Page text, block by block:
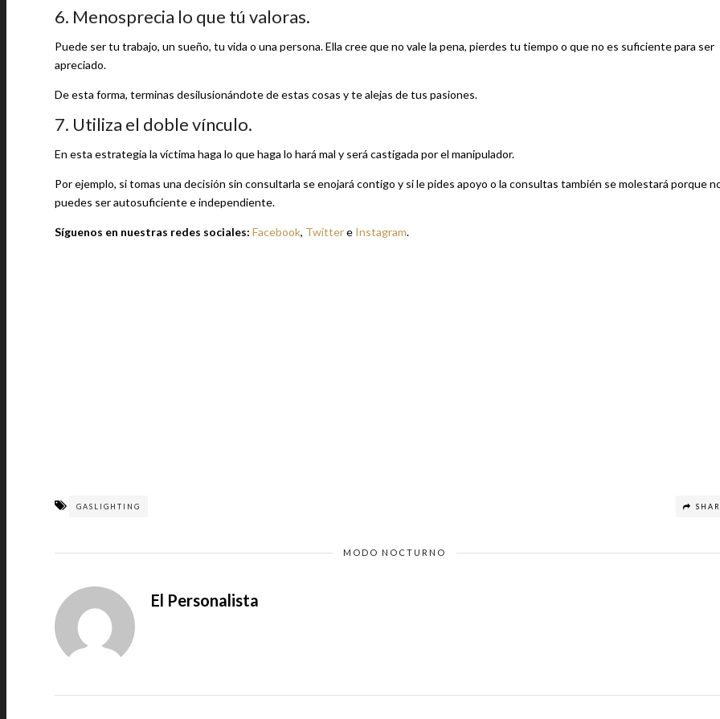
6. Menosprecia lo que tú valoras.
Puede ser tu trabajo, un sueño, tu vida o una persona. Ella cree que no vale la pena, pierdes tu tiempo o que no es suficiente para ser
apreciado.
De esta forma, terminas desilusionándote de estas cosas y te alejas de tus pasiones.
7. Utiliza el doble vínculo.
En esta estrategia la víctima haga lo que haga lo hará mal y será castigada por el manipulador.
Por ejemplo, si tomas una decisión sin consultarla se enojará contigo y si le pides apoyo o la consultas también se molestará porque
puedes ser autosuficiente e independiente.
Síguenos en nuestras redes sociales: Facebook, Twittere Instagram.
GASLIGHTING
MODO NOCTURNO
El Personalista